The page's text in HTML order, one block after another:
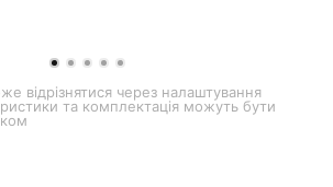
відрізнятися через налаштування
та комплектація можуть бути